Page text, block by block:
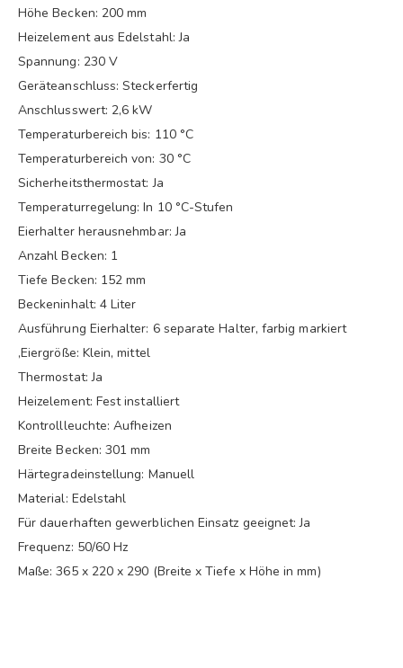
Höhe Becken: 200 mm
Heizelement aus Edelstahl: Ja
Spannung: 230 V
Geräteanschluss: Steckerfertig
Anschlusswert: 2,6 kW
Temperaturbereich bis: 110 °C
Temperaturbereich von: 30 °C
Sicherheitsthermostat: Ja
Temperaturregelung: In 10 °C-Stufen
Eierhalter herausnehmbar: Ja
Anzahl Becken: 1
Tiefe Becken: 152 mm
Beckeninhalt: 4 Liter
Ausführung Eierhalter: 6 separate Halter, farbig markiert
,Eiergröße: Klein, mittel
Thermostat: Ja
Heizelement: Fest installiert
Kontrollleuchte: Aufheizen
Breite Becken: 301 mm
Härtegradeinstellung: Manuell
Material: Edelstahl
Für dauerhaften gewerblichen Einsatz geeignet: Ja
Frequenz: 50/60 Hz
Maße: 365 x 220 x 290 (Breite x Tiefe x Höhe in mm)